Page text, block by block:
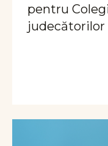
pentru
judecătorilor